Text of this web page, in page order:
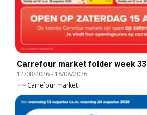
Carrefour market folder week 33
12/08/2026- 18/08/2026
Carrefour market